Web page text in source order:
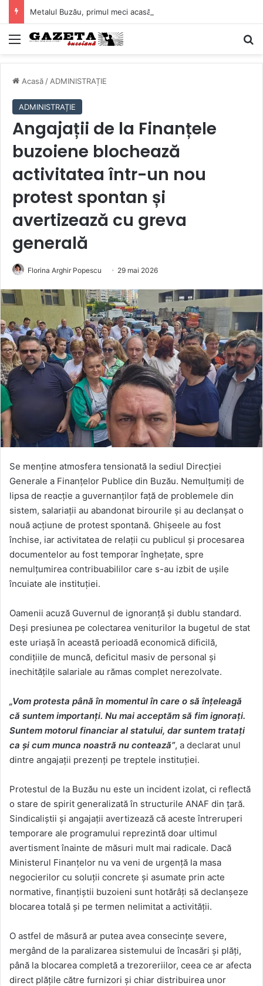
Mediu
Acasă / ADMINISTRAȚIE
ADMINISTRAȚIE
Angajații de la Finanțele
buzoiene blochează
activitatea într-un nou
protest spontan și
avertizează cu greva
generală
Florina Arghir Popescu 29 mai 2026
Se menține atmosfera tensionată la sediul Direcției
Generale a Finanțelor Publice din Buzău. Nemulțumiți de
lipsa de reacție a guvernanților față de problemele din
sistem, salariații au abandonat birourile și au declanșat o
nouă acțiune de protest spontană. Ghișeele au fost
închise, iar activitatea de relații cu publicul și procesarea
documentelor au fost temporar înghețate, spre
nemulțumirea contribuabililor care s-au izbit de ușile
încuiate ale instituției.
Oamenii acuză Guvernul de ignoranță și dublu standard.
Deși presiunea pe colectarea veniturilor la bugetul de stat
este uriașă în această perioadă economică dificilă,
condițiile de muncă, deficitul masiv de personal și
inechitățile salariale au rămas complet nerezolvate.
„Vom protesta până în momentul în care o să înțeleagă
că suntem importanți. Nu mai acceptăm să fim ignorați.
Suntem motorul financiar al statului, dar suntem tratați
ca și cum munca noastră nu contează”, a declarat unul
dintre angajații prezenți pe treptele instituției.
Protestul de la Buzău nu este un incident izolat, ci reflectă
o stare de spirit generalizată în structurile ANAF din țară.
Sindicaliștii și angajații avertizează că aceste întreruperi
temporare ale programului reprezintă doar ultimul
avertisment înainte de măsuri mult mai radicale. Dacă
Ministerul Finanțelor nu va veni de urgență la masa
negocierilor cu soluții concrete și asumate prin acte
normative, finanțiștii buzoieni sunt hotărâți să declanșeze
blocarea totală și pe termen nelimitat a activității.
O astfel de măsură ar putea avea consecințe severe,
mergând de la paralizarea sistemului de încasări și plăți,
până la blocarea completă a trezoreriilor, ceea ce ar afecta
direct plățile către furnizori și chiar distribuirea unor